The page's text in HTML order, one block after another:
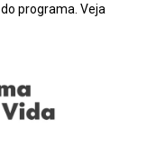
programa. Veja